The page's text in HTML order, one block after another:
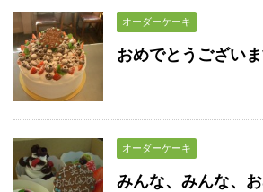
オーダーケーキ
おめでとうございま
オーダーケーキ
みんな、みんな、お